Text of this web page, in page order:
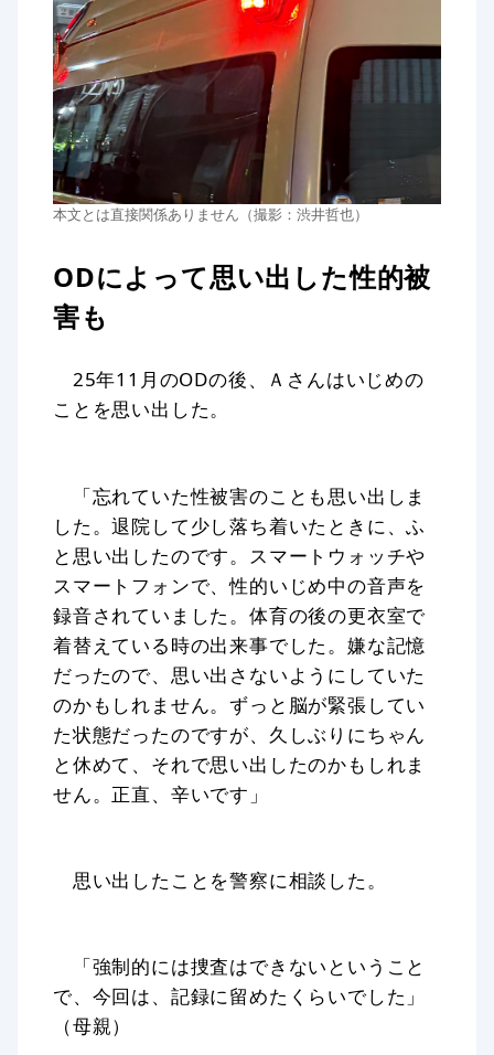
本文とは直接関係ありません（撮影：渋井哲也）
ODによって思い出した性的被
害も
25年11月のODの後、Ａさんはいじめの
ことを思い出した。
「忘れていた性被害のことも思い出しま
した。退院して少し落ち着いたときに、ふ
と思い出したのです。スマートウォッチや
スマートフォンで、性的いじめ中の音声を
録音されていました。体育の後の更衣室で
着替えている時の出来事でした。嫌な記憶
だったので、思い出さないようにしていた
のかもしれません。ずっと脳が緊張してい
た状態だったのですが、久しぶりにちゃん
と休めて、それで思い出したのかもしれま
せん。正直、辛いです」
思い出したことを警察に相談した。
「強制的には捜査はできないということ
で、今回は、記録に留めたくらいでした」
（母親）